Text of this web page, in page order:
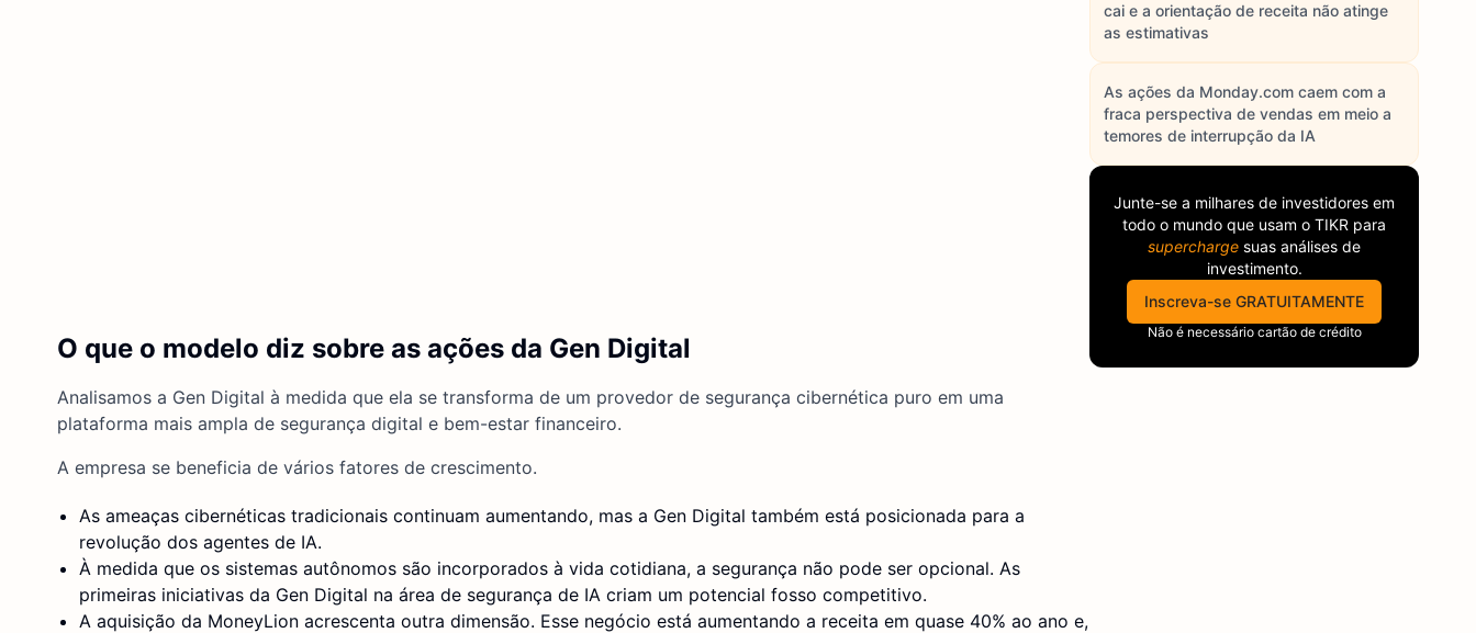
O que o modelo diz sobre as ações da Gen Digital
Analisamos a Gen Digital à medida que ela se transforma de um provedor de segurança cibernética puro em uma
plataforma mais ampla de segurança digital e bem-estar financeiro.
A empresa se beneficia de vários fatores de crescimento.
As ameaças cibernéticas tradicionais continuam aumentando, mas a Gen Digital também está posicionada para a
revolução dos agentes de IA.
À medida que os sistemas autônomos são incorporados à vida cotidiana, a segurança não pode ser opcional. As
primeiras iniciativas da Gen Digital na área de segurança de IA criam um potencial fosso competitivo.
A aquisição da MoneyLion acrescenta outra dimensão. Esse negócio está aumentando a receita em quase 40% ao ano e,
cai e a orientação de receita não atinge
as estimativas
As ações da Monday.com caem com a
fraca perspectiva de vendas em meio a
temores de interrupção da IA
Junte-se a milhares de investidores em
todo o mundo que usam o TIKR para
supercharge suas análises de
investimento.
Inscreva-se GRATUITAMENTE
Não é necessário cartão de crédito